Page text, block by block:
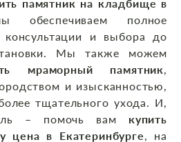
памятник на кладбище в
полное
и выбора до
Мы также можем
мраморный памятник,
и изысканностью,
тщательного ухода. И,
– помочь вам купить
цена в Екатеринбурге, на